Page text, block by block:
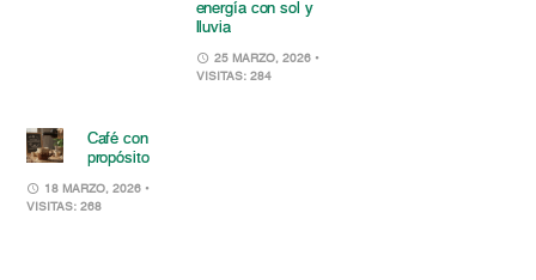
energía con sol y
lluvia
25 MARZO, 2026 •
VISITAS: 284
Café con
propósito
18 MARZO, 2026 •
VISITAS: 268